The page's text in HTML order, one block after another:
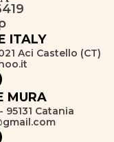
ITALY
Aci Castello (CT)
MURA
Catania